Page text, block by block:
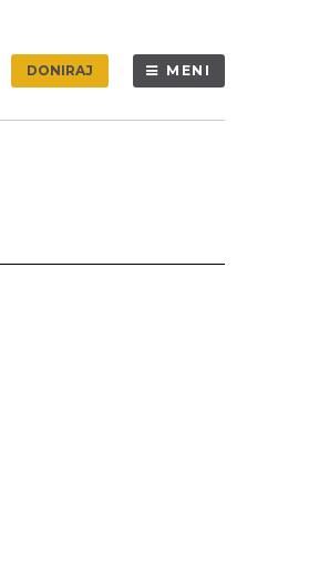
DONIRAJ MENI